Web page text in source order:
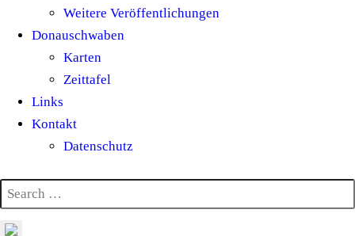
Weitere Veröffentlichungen
Donauschwaben
Karten
Zeittafel
Links
Kontakt
Datenschutz